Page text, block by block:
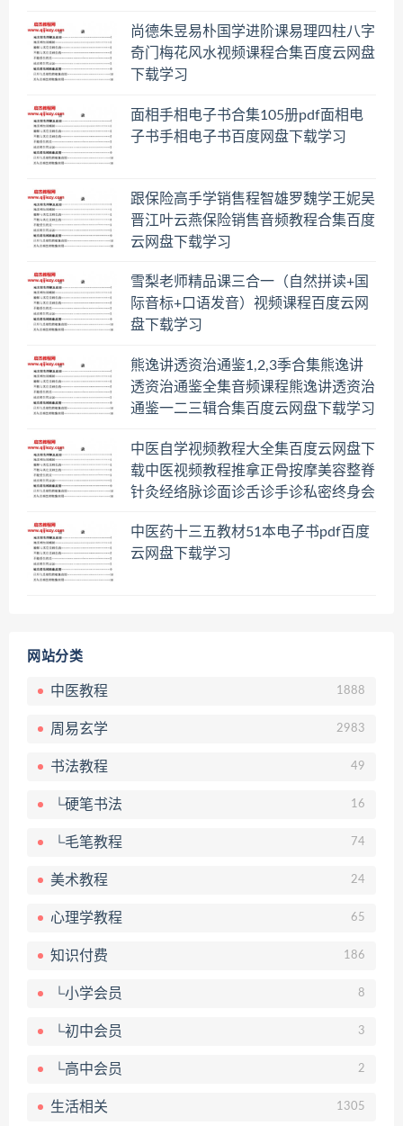
尚德朱昱易朴国学进阶课易理四柱八字
奇门梅花风水视频课程合集百度云网盘
下载学习
面相手相电子书合集105册pdf面相电
子书手相电子书百度网盘下载学习
跟保险高手学销售程智雄罗魏学王妮吴
晋江叶云燕保险销售音频教程合集百度
云网盘下载学习
雪梨老师精品课三合一（自然拼读+国
际音标+口语发音）视频课程百度云网
盘下载学习
熊逸讲透资治通鉴1,2,3季合集熊逸讲
透资治通鉴全集音频课程熊逸讲透资治
通鉴一二三辑合集百度云网盘下载学习
中医自学视频教程大全集百度云网盘下
载中医视频教程推拿正骨按摩美容整脊
针灸经络脉诊面诊舌诊手诊私密终身会
中医药十三五教材51本电子书pdf百度
云网盘下载学习
网站分类
中医教程 1888
周易玄学 2983
书法教程 49
└硬笔书法 16
└毛笔教程 74
美术教程 24
心理学教程 65
知识付费 186
└小学会员 8
└初中会员 3
└高中会员 2
生活相关 1305